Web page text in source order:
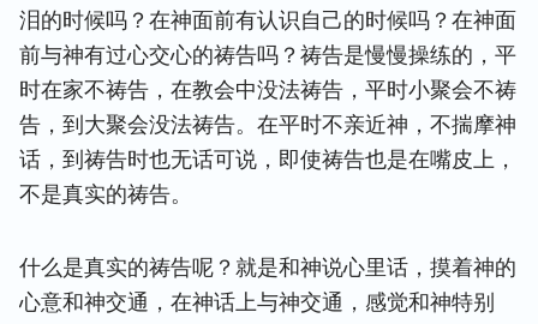
泪的时候吗？在神面前有认识自己的时候吗？在神面
前与神有过心交心的祷告吗？祷告是慢慢操练的，平
时在家不祷告，在教会中没法祷告，平时小聚会不祷
告，到大聚会没法祷告。在平时不亲近神，不揣摩神
话，到祷告时也无话可说，即使祷告也是在嘴皮上，
不是真实的祷告。
什么是真实的祷告呢？就是和神说心里话，摸着神的
心意和神交通，在神话上与神交通，感觉和神特别